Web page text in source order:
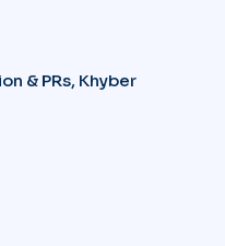
& PRs, Khyber